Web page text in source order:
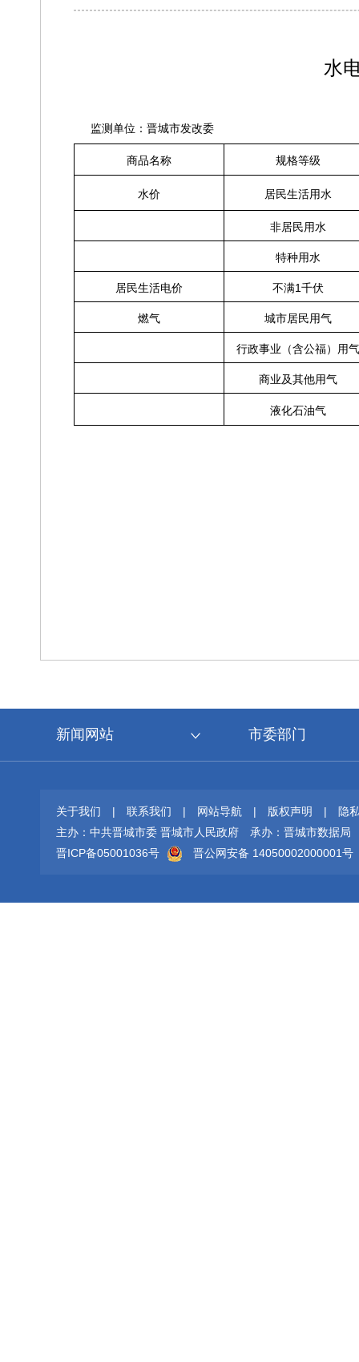
水
监测单位：晋城市发改委
商品名称 规格等级
水价 居民生活用水
非居民用水
特种用水
居民生活电价 不满1 千伏
燃气 城市居民用气
行政事业（含公福）用气
商业及其他用气
液化石油气
新闻网站 市委部门
关于我们 | 联系我们 | 网站导航 | 版权声明 |
隐
主办：中共晋城市委 晋城市人民政府
承办：晋城市数据局
晋ICP备05001036号
晋公网安备 14050002000001号